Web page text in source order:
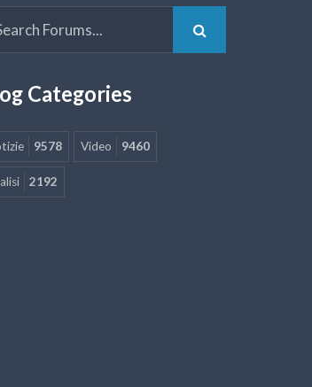
Categories
9578 Video 9460
2192